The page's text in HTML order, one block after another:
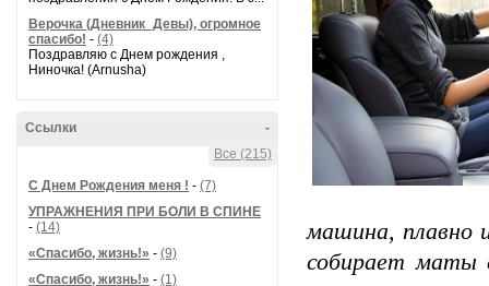
Верочка (Дневник_Девы), огромное
спасибо! - (4)
Поздравляю с Днем рождения ,
Ниночка! (Arnusha)
-
Ссылки
Все (215)
С Днем Рождения меня ! - (7)
УПРАЖНЕНИЯ ПРИ БОЛИ В СПИНЕ
- (14)
«Спасибо, жизнь!» - (9)
«Спасибо, жизнь!» - (1)
машина, плавно
собирает маты